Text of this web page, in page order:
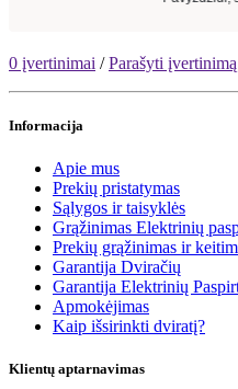
0 įvertinimai /Parašyti įvertinimą
Informacija
Apie mus
Prekių pristatymas
Sąlygos ir taisyklės
Grąžinimas Elektrinių
Prekių grąžinimas ir
Garantija Dviračių
Garantija Elektrinių
Apmokėjimas
Kaip išsirinkti dviratį?
Klientų aptarnavimas